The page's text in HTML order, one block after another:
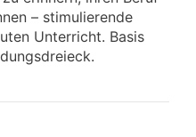
– stimulierende
Unterricht. Basis